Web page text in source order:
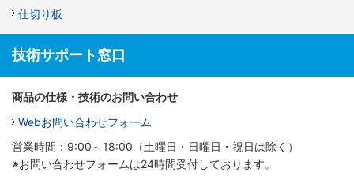
仕切り板
技術サポート窓口
商品の仕様・技術のお問い合わせ
Webお問い合わせフォーム
営業時間：9:00～18:00（土曜日・日曜日・祝日は除く）
※お問い合わせフォームは24時間受付しております。